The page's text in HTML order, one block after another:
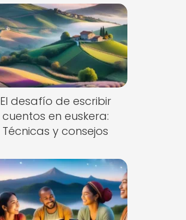
El desafío de escribir
cuentos en euskera:
Técnicas y consejos